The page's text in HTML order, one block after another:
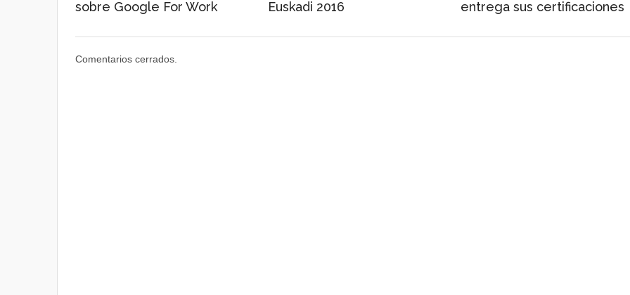
sobre Google For Work
Euskadi 2016
entrega sus certificaciones
Comentarios cerrados.